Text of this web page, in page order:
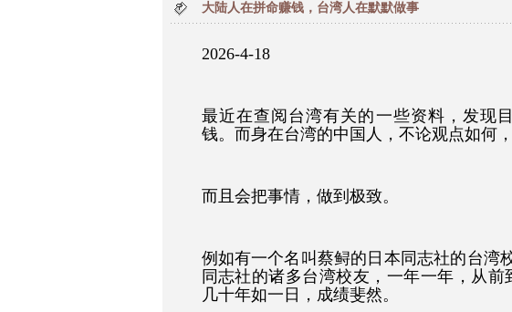
大陆人在拼命赚钱，台湾人在默默做事
2026-4-18
最近在查阅台湾有关的一些资料，发现
钱。而身在台湾的中国人，不论观点如何
而且会把事情，做到极致。
例如有一个名叫蔡鲟的日本同志社的台湾
同志社的诸多台湾校友，一年一年，从前
几十年如一日，成绩斐然。